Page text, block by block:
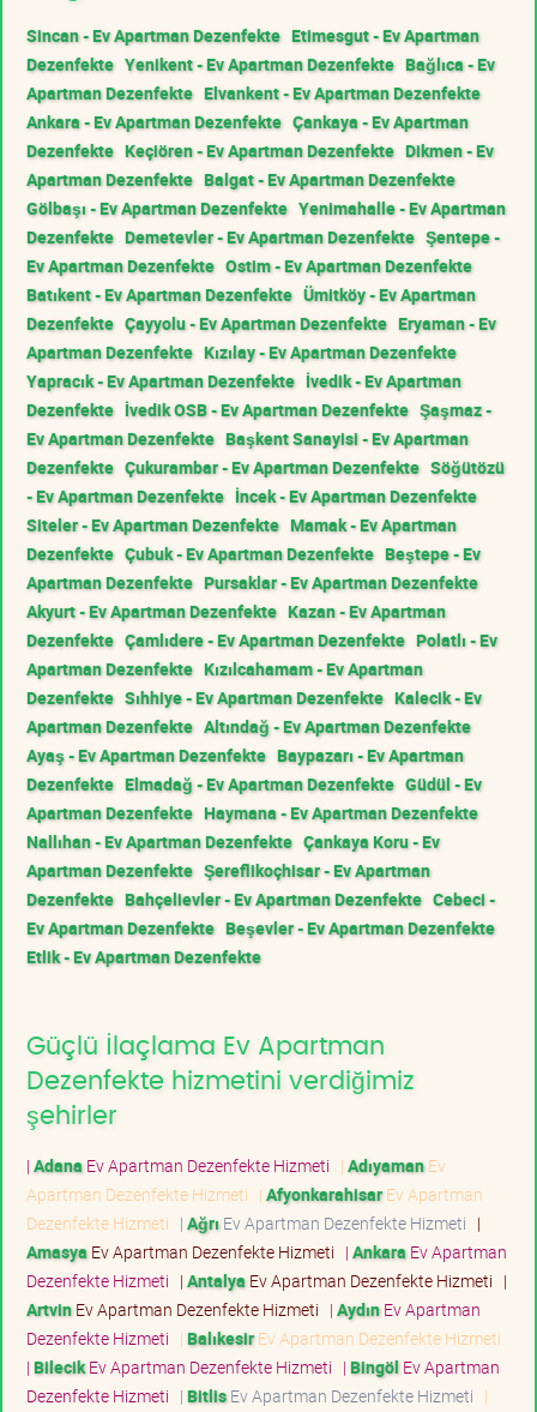
Sincan - Ev Apartman Dezenfekte Etimesgut - Ev Apartman
Dezenfekte Yenikent - Ev Apartman Dezenfekte Bağlıca - Ev
Apartman Dezenfekte Elvankent - Ev Apartman Dezenfekte
Ankara - Ev Apartman Dezenfekte Çankaya - Ev Apartman
Dezenfekte Keçiören - Ev Apartman Dezenfekte Dikmen - Ev
Apartman Dezenfekte Balgat - Ev Apartman Dezenfekte
Gölbaşı - Ev Apartman Dezenfekte Yenimahalle - Ev Apartman
Dezenfekte Demetevler - Ev Apartman Dezenfekte Şentepe -
Ev Apartman Dezenfekte Ostim - Ev Apartman Dezenfekte
Batıkent - Ev Apartman Dezenfekte Ümitköy - Ev Apartman
Dezenfekte Çayyolu - Ev Apartman Dezenfekte Eryaman - Ev
Apartman Dezenfekte Kızılay - Ev Apartman Dezenfekte
Yapracık - Ev Apartman Dezenfekte İvedik - Ev Apartman
Dezenfekte İvedik OSB - Ev Apartman Dezenfekte Şaşmaz -
Ev Apartman Dezenfekte Başkent Sanayisi - Ev Apartman
Dezenfekte Çukurambar - Ev Apartman Dezenfekte Söğütözü
- Ev Apartman Dezenfekte İncek - Ev Apartman Dezenfekte
Siteler - Ev Apartman Dezenfekte Mamak - Ev Apartman
Dezenfekte Çubuk - Ev Apartman Dezenfekte Beştepe - Ev
Apartman Dezenfekte Pursaklar - Ev Apartman Dezenfekte
Akyurt - Ev Apartman Dezenfekte Kazan - Ev Apartman
Dezenfekte Çamlıdere - Ev Apartman Dezenfekte Polatlı - Ev
Apartman Dezenfekte Kızılcahamam - Ev Apartman
Dezenfekte Sıhhiye - Ev Apartman Dezenfekte Kalecik - Ev
Apartman Dezenfekte Altındağ - Ev Apartman Dezenfekte
Ayaş - Ev Apartman Dezenfekte Baypazarı - Ev Apartman
Dezenfekte Elmadağ - Ev Apartman Dezenfekte Güdül - Ev
Apartman Dezenfekte Haymana - Ev Apartman Dezenfekte
Nallıhan - Ev Apartman Dezenfekte Çankaya Koru - Ev
Apartman Dezenfekte Şereflikoçhisar - Ev Apartman
Dezenfekte Bahçelievler - Ev Apartman Dezenfekte Cebeci -
Ev Apartman Dezenfekte Beşevler - Ev Apartman Dezenfekte
Etlik - Ev Apartman Dezenfekte
Güçlü İlaçlama Ev Apartman
Dezenfekte hizmetini verdiğimiz
şehirler
| Adana Ev Apartman Dezenfekte Hizmeti | AdıyamanEv
Apartman Dezenfekte Hizmeti | AfyonkarahisarEv Apartman
Dezenfekte Hizmeti | Ağrı Ev Apartman Dezenfekte Hizmeti |
Amasya Ev Apartman Dezenfekte Hizmeti | Ankara Ev Apartman
Dezenfekte Hizmeti | Antalya Ev Apartman Dezenfekte Hizmeti |
ArtvinEv Apartman Dezenfekte Hizmeti | AydınEv Apartman
Dezenfekte Hizmeti | BalıkesirEv Apartman Dezenfekte Hizmeti
| BilecikEv Apartman Dezenfekte Hizmeti | Bingöl Ev Apartman
Dezenfekte Hizmeti | BitlisEv Apartman Dezenfekte Hizmeti |